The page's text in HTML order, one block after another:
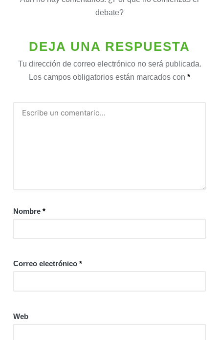
debate?
DEJA UNA RESPUESTA
Tu dirección de correo electrónico no será publicada.
Los campos obligatorios están marcados con *
Nombre *
Correo electrónico *
Web